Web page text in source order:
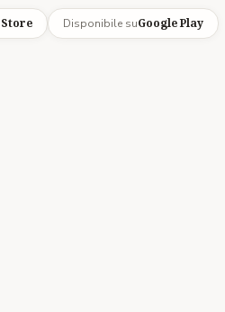
Disponibile suGoogle Play